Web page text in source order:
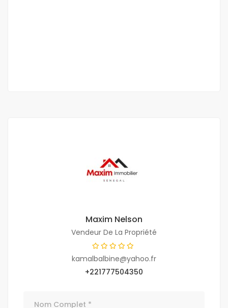
Maxim Nelson
Vendeur De La Propriété
kamalbalbine@yahoo.fr
+221777504350